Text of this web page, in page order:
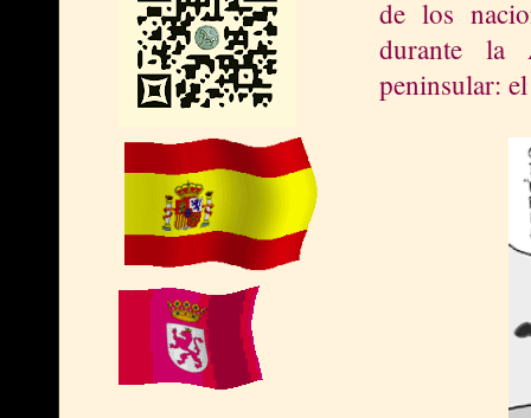
de los
durante la
peninsular: